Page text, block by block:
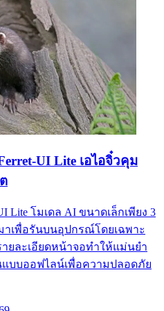
UI Lite เอไอจิ๋วคุม
Lite โมเดล AI ขนาดเล็กเพียง 3
เพื่อรันบนอุปกรณ์โดยเฉพาะ
ยละเอียดหน้าจอทำให้แม่นยำ
บบออฟไลน์เพื่อความปลอดภัย